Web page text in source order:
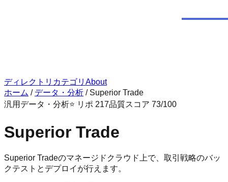
ディレクトリ カテゴリ About
ホーム / データ・分析 / Superior Trade
汎用 データ・分析⭐ リポ 217品質スコア 73/100
Superior Trade
Superior Tradeのマネージドクラウド上で、取引戦略のバッ
クテストとデプロイが行えます。